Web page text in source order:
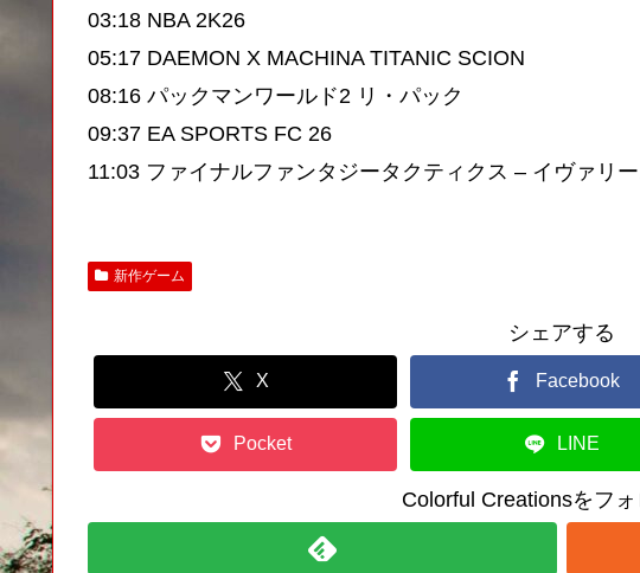
03:18 NBA 2K26
05:17 DAEMON X MACHINA TITANIC SCION
08:16 パックマンワールド2 リ・パック
09:37 EA SPORTS FC 26
11:03 ファイナルファンタジータクティクス – イヴァリ
新作ゲーム
シェアする
X Facebook
Pocket LINE
Colorful Creationsをフ